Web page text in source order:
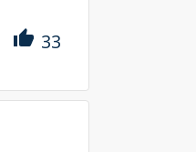
33